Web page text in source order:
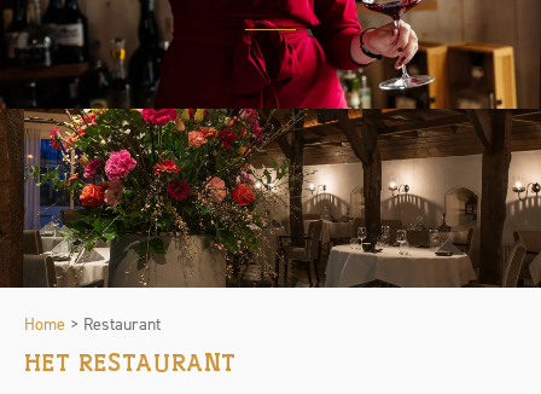
Home > Restaurant
HET RESTAURANT